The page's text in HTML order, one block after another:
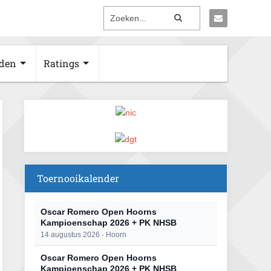
Ratings
Toernooikalender
Oscar Romero Open Hoorns
Kampioenschap 2026 + PK NHSB
14 augustus 2026 · Hoorn
Oscar Romero Open Hoorns
Kampioenschap 2026 + PK NHSB